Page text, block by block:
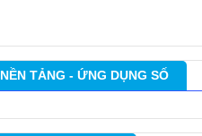
NỀN TẢNG - ỨNG DỤNG SỐ